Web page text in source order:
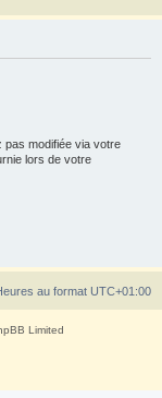
pas modifiée via votre
lors de votre
au format UTC+01:00
Limited